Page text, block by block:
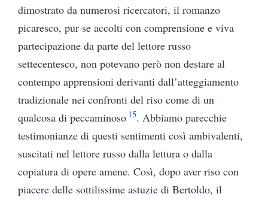
dimostrato da numerosi ricercatori, il romanzo
picaresco, pur se accolti con comprensione e viva
partecipazione da parte del lettore russo
settecentesco, non potevano però non destare al
contempo apprensioni derivanti dall’atteggiamento
tradizionale nei confronti del riso come di un
qualcosa di peccaminoso 15. Abbiamo parecchie
testimonianze di questi sentimenti così ambivalenti,
suscitati nel lettore russo dalla lettura o dalla
copiatura di opere amene. Così, dopo aver riso con
piacere delle sottilissime astuzie di Bertoldo, il